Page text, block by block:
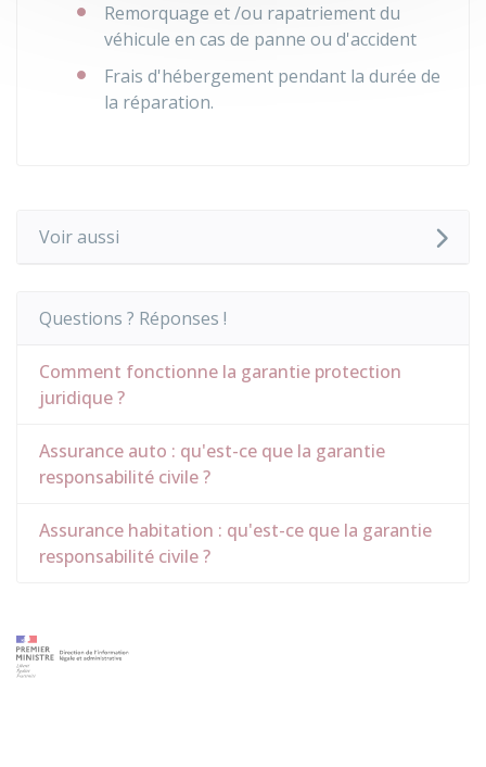
Remorquage et /ou rapatriement du
véhicule en cas de panne ou d'accident
Frais d'hébergement pendant la durée de
la réparation.
Voir aussi
Questions ? Réponses !
Comment fonctionne la garantie protection
juridique ?
Assurance auto : qu'est-ce que la garantie
responsabilité civile ?
Assurance habitation : qu'est-ce que la garantie
responsabilité civile ?